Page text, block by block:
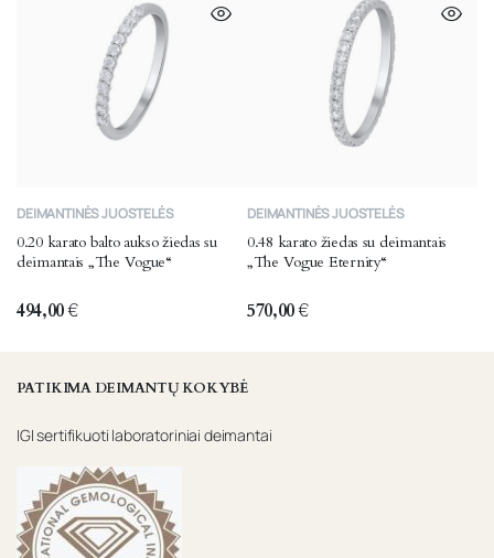
product
has
variants.
may
chosen
the
product
page
DEIMANTINĖS JUOSTELĖS
0.20 karato balto aukso žiedas su
deimantais „The Vogue“
494,00€
product
has
multiple
variants.
may
chosen
DEIMANTINĖS JUOSTELĖS
0.48 karato žiedas su deimantais
„The Vogue Eternity“
570,00€
PATIKIMA DEIMANTŲ KOKYBĖ
IGI sertifikuoti laboratoriniai deimantai